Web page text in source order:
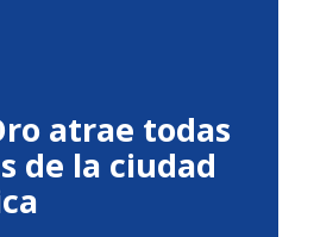
atrae todas
de la ciudad